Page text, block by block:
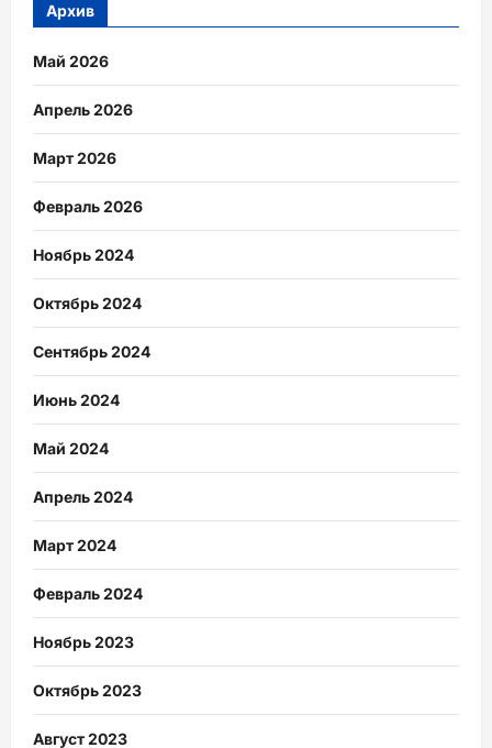
Архив
Май 2026
Апрель 2026
Март 2026
Февраль 2026
Ноябрь 2024
Октябрь 2024
Сентябрь 2024
Июнь 2024
Май 2024
Апрель 2024
Март 2024
Февраль 2024
Ноябрь 2023
Октябрь 2023
Август 2023